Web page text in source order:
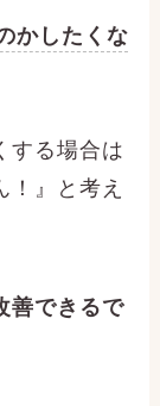
かしたくな
する場合は
！』と考え
善できるで